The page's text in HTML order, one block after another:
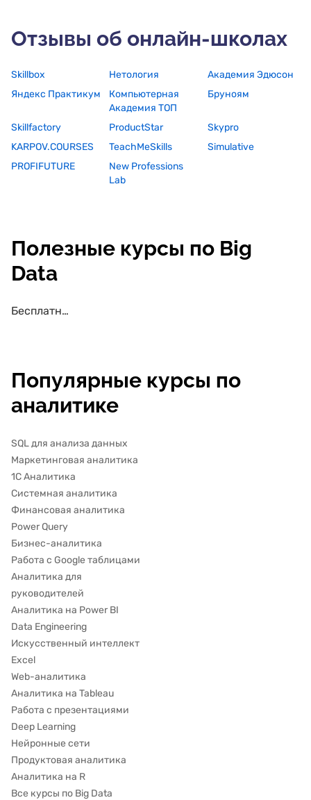
Отзывы об онлайн-школах
Skillbox Нетология
Академия Эдюсон
Яндекс Практикум
Компьютерная
Академия ТОП
Бруноям
Skillfactory ProductStar
Skypro
KARPOV.COURSES
TeachMeSkills
Simulative
PROFIFUTURE
New Professions
Lab
Полезные курсы по Big
Data
Бесплатные курсы по Big Data
Популярные курсы по
аналитике
SQL для анализа данных
Маркетинговая аналитика
1С Аналитика
Системная аналитика
Финансовая аналитика
Power Query
Бизнес-аналитика
Работа с Google таблицами
Аналитика для
руководителей
Аналитика на Power BI
Data Engineering
Искусственный интеллект
Excel
Web-аналитика
Аналитика на Tableau
Работа с презентациями
Deep Learning
Нейронные сети
Продуктовая аналитика
Аналитика на R
Все курсы по Big Data